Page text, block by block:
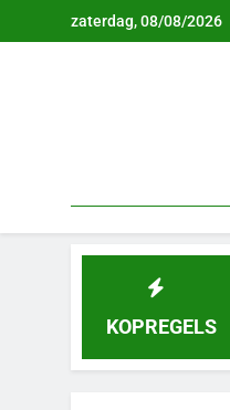
naar
zaterdag, 08/08/2026
KOPREGELS
doen we samen!